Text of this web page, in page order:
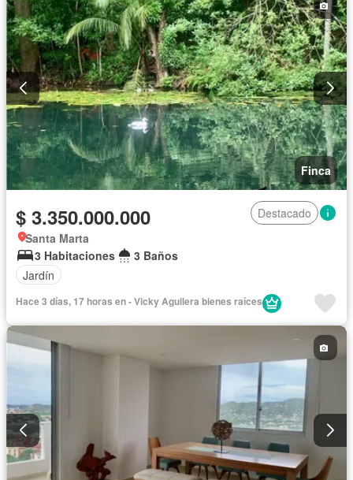
Finca
$ 3.350.000.000
Destacado
Santa Marta
3 Habitaciones
3 Baños
Jardín
Hace 3 días, 17 horas en - Vicky Aguilera bienes raíces